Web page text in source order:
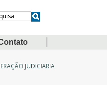
JUDICIARIA